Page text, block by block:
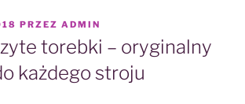
PRZEZ ADMIN
torebki – oryginalny
każdego stroju